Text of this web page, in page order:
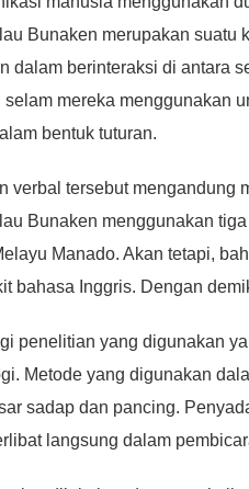
Bunaken merupakan suatu
dalam berinteraksi di antara
selam mereka menggunakan
bentuk tuturan.
verbal tersebut mengandung
Bunaken menggunakan
Manado. Akan tetapi,
bahasa Inggris. Dengan
penelitian yang digunakan
Metode yang digunakan
sadap dan pancing.
langsung dalam